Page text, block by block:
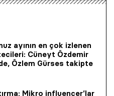
ayının en çok izlenen
Cüneyt Özdemir
Özlem Gürses takipte
Mikro influencer’lar